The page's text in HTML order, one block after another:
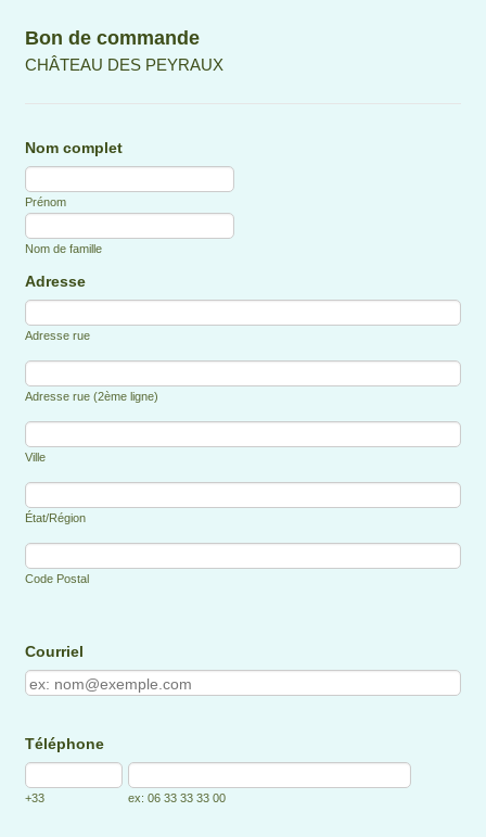
Bon de commande
CHÂTEAU DES PEYRAUX
Nom complet
Prénom
Nom de famille
Adresse
Adresse rue
Adresse rue (2ème ligne)
Ville
État/Région
Code Postal
Courriel
Téléphone
+33 ex: 06 33 33 33 00